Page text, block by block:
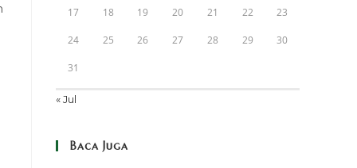
17 18 19 20 21 22 23
24 25 26 27 28 29 30
31
« Jul
Baca Juga